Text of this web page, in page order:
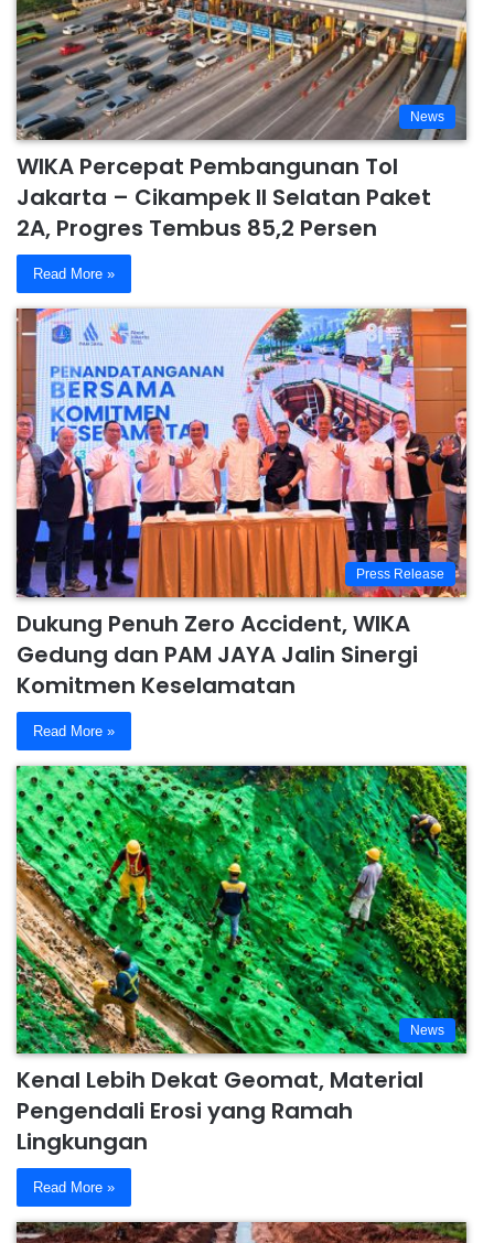
News
WIKA Percepat Pembangunan Tol
Jakarta – Cikampek II Selatan Paket
2A, Progres Tembus 85,2 Persen
Read More »
Press Release
Dukung Penuh Zero Accident, WIKA
Gedung dan PAM JAYA Jalin Sinergi
Komitmen Keselamatan
Read More »
News
Kenal Lebih Dekat Geomat, Material
Pengendali Erosi yang Ramah
Lingkungan
Read More »